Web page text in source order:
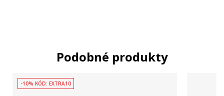
Podobné produkty
-10% KÓD: EXTRA10